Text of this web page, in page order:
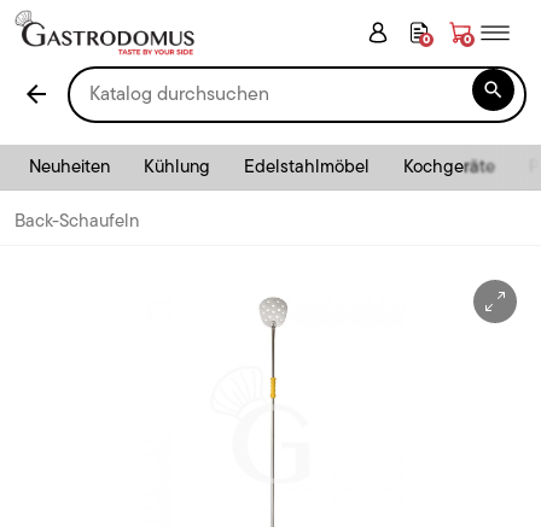
0 0
arrow_back 
Neuheiten Kühlung Edelstahlmöbel Kochgeräte
Back-Schaufeln